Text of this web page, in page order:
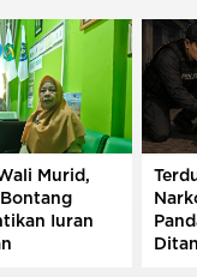
Murid,
Iuran